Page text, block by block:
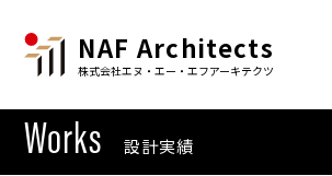
NAF Architects
株式会社エヌ・エー・エフアーキテクツ
Works 設計実績